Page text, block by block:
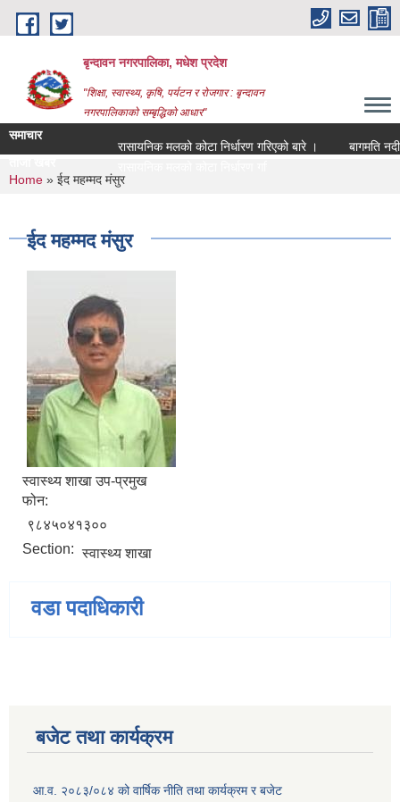
Skip to main content
बृन्दावन नगरपालिका, मधेश प्रदेश
"शिक्षा, स्वास्थ्य, कृषि, पर्यटन र रोजगार : बृन्दावन
नगरपालिकाको सम्बृद्धिको आधार"
समाचार
रासायनिक मलको कोटा निर्धारण गरिएको बारे ।
बागमति
You are here
Home » ईद महम्मद मंसुर
ईद महम्मद मंसुर
स्वास्थ्य शाखा उप-प्रमुख
फोन:
९८४५०४१३००
Section: स्वास्थ्य शाखा
वडा पदाधिकारी
बजेट तथा कार्यक्रम
आ.व. २०८३/०८४ को वार्षिक नीति तथा कार्यक्रम र बजेट